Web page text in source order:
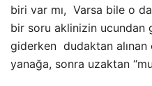
biri var mı, Varsa bile o
bir soru aklinizin ucundan
giderken dudaktan
yanağa, sonra uzaktan